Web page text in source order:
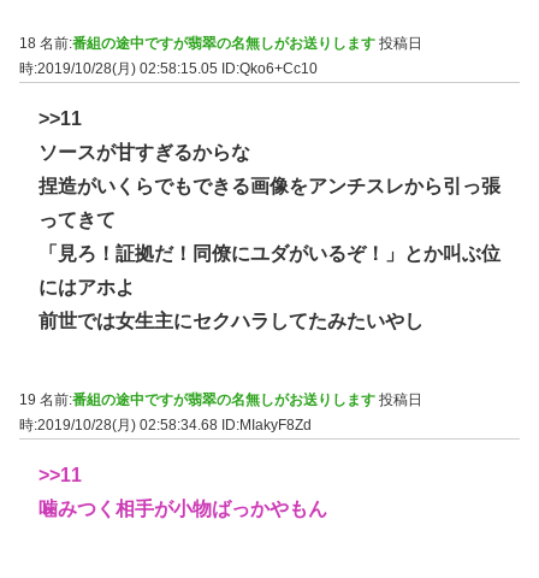
18 名前:番組の途中ですが翡翠の名無しがお送りします 投稿日
時:2019/10/28(月) 02:58:15.05 ID:Qko6+Cc10
>>11
ソースが甘すぎるからな
捏造がいくらでもできる画像をアンチスレから引っ張
ってきて
「見ろ！証拠だ！同僚にユダがいるぞ！」とか叫ぶ位
にはアホよ
前世では女生主にセクハラしてたみたいやし
19 名前:番組の途中ですが翡翠の名無しがお送りします 投稿日
時:2019/10/28(月) 02:58:34.68 ID:MIakyF8Zd
>>11
噛みつく相手が小物ばっかやもん